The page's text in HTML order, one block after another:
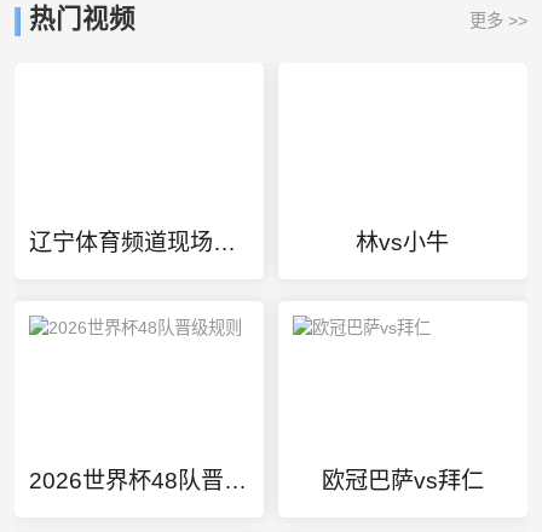
热门视频 更多 >>
辽宁体育频道现场直播篮球比赛 林vs小牛
2026世界杯48队晋级规则 欧冠巴萨vs拜仁